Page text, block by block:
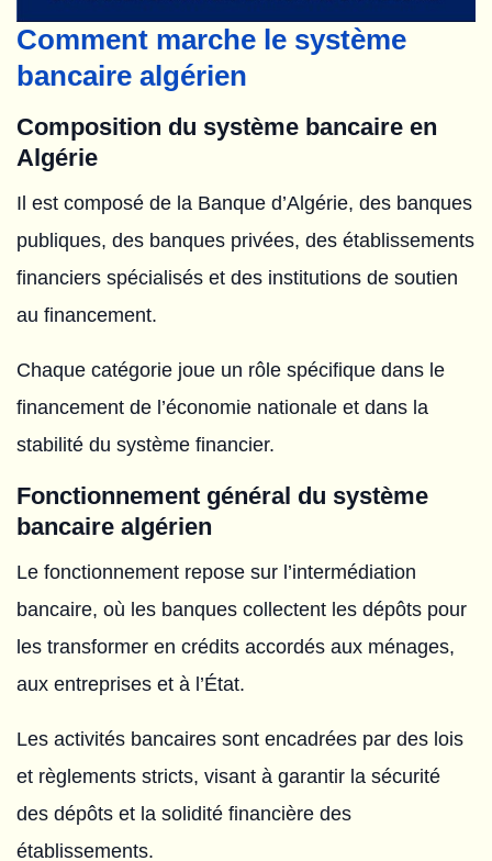
Comment marche le système
bancaire algérien
Composition du système bancaire en
Algérie
Il est composé de la Banque d’Algérie, des banques
publiques, des banques privées, des établissements
financiers spécialisés et des institutions de soutien
au financement.
Chaque catégorie joue un rôle spécifique dans le
financement de l’économie nationale et dans la
stabilité du système financier.
Fonctionnement général du système
bancaire algérien
Le fonctionnement repose sur l’intermédiation
bancaire, où les banques collectent les dépôts pour
les transformer en crédits accordés aux ménages,
aux entreprises et à l’État.
Les activités bancaires sont encadrées par des lois
et règlements stricts, visant à garantir la sécurité
des dépôts et la solidité financière des
établissements.